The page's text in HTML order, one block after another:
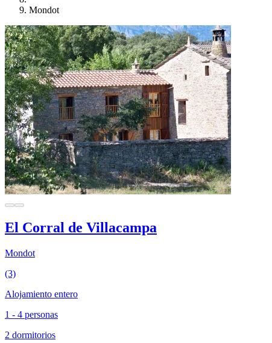
Mondot
El Corral de Villacampa
Mondot
(3)
Alojamiento entero
1 - 4 personas
2 dormitorios